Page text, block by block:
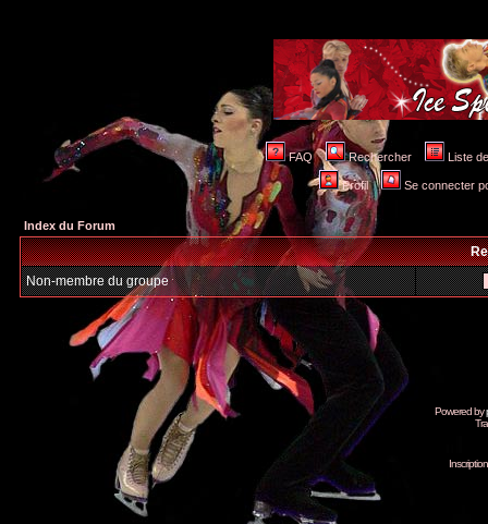
FAQ Rechercher Liste
Profil Se connecter
Index du Forum
Non-membre du groupe
Powered by